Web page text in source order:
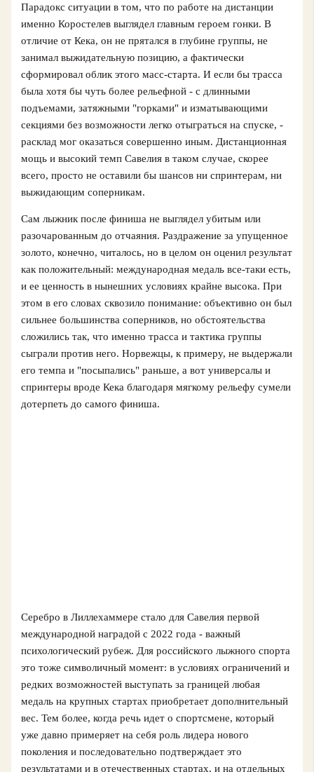
Парадокс ситуации в том, что по работе на дистанции
именно Коростелев выглядел главным героем гонки. В
отличие от Кека, он не прятался в глубине группы, не
занимал выжидательную позицию, а фактически
сформировал облик этого масс-старта. И если бы трасса
была хотя бы чуть более рельефной - с длинными
подъемами, затяжными "горками" и изматывающими
секциями без возможности легко отыграться на спуске, -
расклад мог оказаться совершенно иным. Дистанционная
мощь и высокий темп Савелия в таком случае, скорее
всего, просто не оставили бы шансов ни спринтерам, ни
выжидающим соперникам.
Сам лыжник после финиша не выглядел убитым или
разочарованным до отчаяния. Раздражение за упущенное
золото, конечно, читалось, но в целом он оценил результат
как положительный: международная медаль все-таки есть,
и ее ценность в нынешних условиях крайне высока. При
этом в его словах сквозило понимание: объективно он был
сильнее большинства соперников, но обстоятельства
сложились так, что именно трасса и тактика группы
сыграли против него. Норвежцы, к примеру, не выдержали
его темпа и "посыпались" раньше, а вот универсалы и
спринтеры вроде Кека благодаря мягкому рельефу сумели
дотерпеть до самого финиша.
Серебро в Лиллехаммере стало для Савелия первой
международной наградой с 2022 года - важный
психологический рубеж. Для российского лыжного спорта
это тоже символичный момент: в условиях ограничений и
редких возможностей выступать за границей любая
медаль на крупных стартах приобретает дополнительный
вес. Тем более, когда речь идет о спортсмене, который
уже давно примеряет на себя роль лидера нового
поколения и последовательно подтверждает это
результатами и в отечественных стартах, и на отдельных